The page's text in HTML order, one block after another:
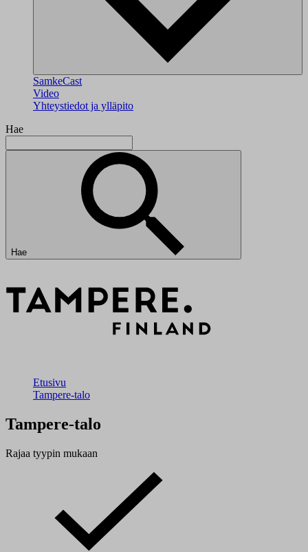
SamkeCast
Video
Yhteystiedot ja ylläpito
Hae
Hae
Etusivu
Tampere-talo
Tampere-talo
Rajaa tyypin mukaan